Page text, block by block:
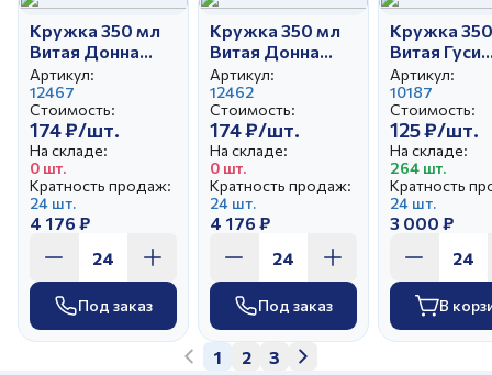
Кружка 350 мл
Витая Донна
Роза Пудровая
Артикул:
12467
Стоимость:
174 ₽/шт.
На складе:
0 шт.
Кратность продаж:
24 шт.
4 176 ₽
Под заказ
Кружка 350 мл
Витая Донна
Роза Зеленая
Артикул:
12462
Стоимость:
174 ₽/шт.
На складе:
0 шт.
Кратность продаж:
24 шт.
4 176 ₽
Под заказ
Кружка
Витая Гуси
(новые)
Артикул:
10187
Стоимость:
125 ₽/шт.
На складе:
264 шт.
Кратность
24 шт.
3 000 ₽
В
1 2 3